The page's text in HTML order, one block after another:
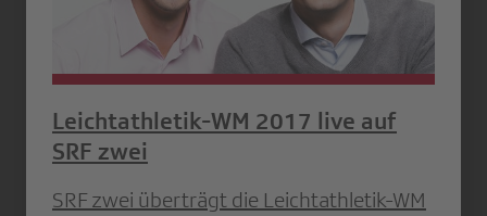
Leichtathletik-WM 2017 live auf
SRF zwei
SRF zwei überträgt die Leichtathletik-WM